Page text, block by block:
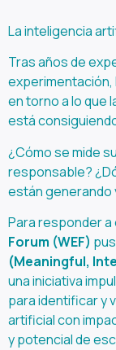
La inteligencia
Tras años de
experimentación,
en torno a lo que
está
¿Cómo se mide
responsable?
están generando
Para responder
Forum (WEF)
(Meaningful,
una iniciativa
para identificar y
artificial con
y potencial de